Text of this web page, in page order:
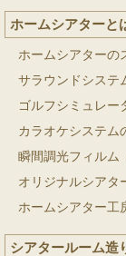
ホームシアターと
ホームシアターの
サラウンドシステ
ゴルフシミュレー
カラオケシステム
瞬間調光フィルム
オリジナルシアタ
ホームシアター工
シアタールーム造